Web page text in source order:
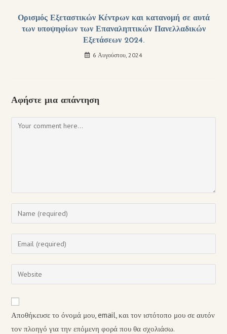
Ορισμός Εξεταστικών Κέντρων και κατανομή σε αυτά
των υποψηφίων των Επαναληπτικών Πανελλαδικών
Εξετάσεων 2024.
6 Αυγούστου, 2024
Αφήστε μια απάντηση
Αποθήκευσε το όνομά μου, email, και τον ιστότοπο μου σε αυτόν
τον πλοηγό για την επόμενη φορά που θα σχολιάσω.